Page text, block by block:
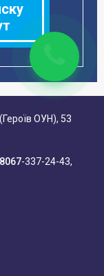
ОУН), 53
-337-24-43